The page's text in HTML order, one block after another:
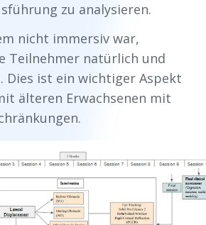
zu analysieren.
nicht immersiv war,
Teilnehmer natürlich und
Dies ist ein wichtiger Aspekt
älteren Erwachsenen mit